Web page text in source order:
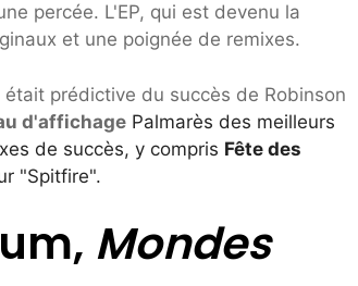
percée. L'EP, qui est devenu la
et une poignée de remixes.
prédictive du succès de Robinson
d'affichage Palmarès des meilleurs
de succès, y compris Fête des
"Spitfire".
Mondes